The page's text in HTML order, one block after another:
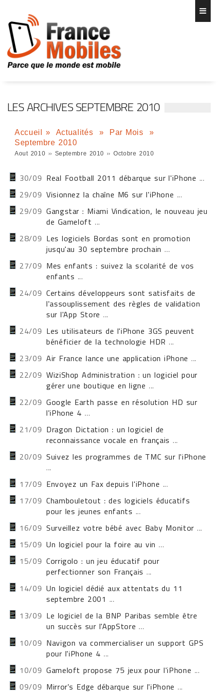
LES ARCHIVES SEPTEMBRE 2010
Accueil » Actualités » Par Mois
»
Septembre 2010
Aout 2010 » Septembre 2010 »Octobre 2010
30/09 Real Football 2011 débarque sur l'iPhone ...
29/09 Visionnez la chaîne M6 sur l'iPhone ...
29/09 Gangstar : Miami Vindication, le nouveau jeu
de Gameloft ...
28/09 Les logiciels Bordas sont en promotion
jusqu'au 30 septembre prochain ...
27/09 Mes enfants : suivez la scolarité de vos
enfants ...
24/09 Certains développeurs sont satisfaits de
l'assouplissement des règles de validation
sur l'App Store ...
24/09 Les utilisateurs de l'iPhone 3GS peuvent
bénéficier de la technologie HDR ...
23/09 Air France lance une application iPhone ...
22/09 WiziShop Administration : un logiciel pour
gérer une boutique en ligne ...
22/09 Google Earth passe en résolution HD sur
l'iPhone 4 ...
21/09 Dragon Dictation : un logiciel de
reconnaissance vocale en français ...
20/09 Suivez les programmes de TMC sur l'iPhone
...
17/09 Envoyez un Fax depuis l'iPhone ...
17/09 Chambouletout : des logiciels éducatifs
pour les jeunes enfants ...
16/09 Surveillez votre bébé avec Baby Monitor ...
15/09 Un logiciel pour la foire au vin ...
15/09 Corrigolo : un jeu éducatif pour
perfectionner son Français ...
14/09 Un logiciel dédié aux attentats du 11
septembre 2001 ...
13/09 Le logiciel de la BNP Paribas semble être
un succès sur l'AppStore ...
10/09 Navigon va commercialiser un support GPS
pour l'iPhone 4 ...
10/09 Gameloft propose 75 jeux pour l'iPhone ...
09/09 Mirror's Edge débarque sur l'iPhone ...